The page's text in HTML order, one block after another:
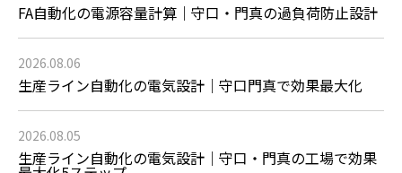
FA自動化の電源容量計算｜守口・門真の過負荷防止設計
2026.08.06
生産ライン自動化の電気設計｜守口門真で効果最大化
2026.08.05
生産ライン自動化の電気設計｜守口・門真の工場で効果